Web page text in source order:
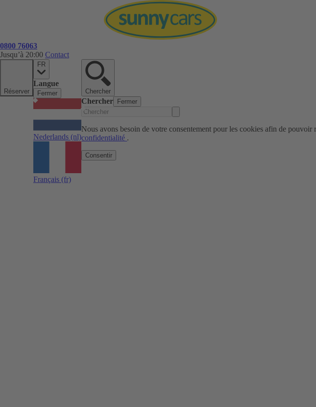
0800 76063
Jusqu’à 20:00 Contact
Réserver
FR
Langue
Fermer
Nederlands (nl)
Français (fr)
Chercher
Chercher Fermer
Nous avons besoin de votre consentement pour les cookies afin de pouvoir
confidentialité .
Consentir